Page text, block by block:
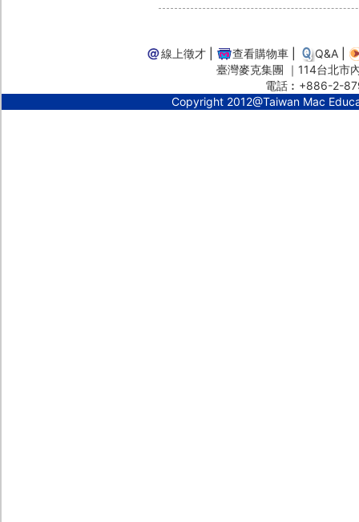
線上徵才 查看購物車 Q&A
臺灣麥克集團 ｜114台北
電話︰+886-2-
Copyright 2012@Taiwan Mac